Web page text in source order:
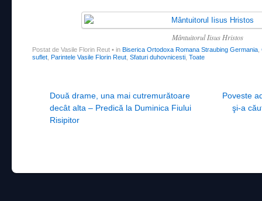
Mântuitorul Iisus Hristos
Postat de Vasile Florin Reut • in Biserica Ortodoxa Romana Straubing Germania
suflet
Parintele Vasile Florin Reut Sfaturi duhovnicesti Toate
Post navigation
Două drame, una mai cutremurătoare
decât alta – Predică la Duminica Fiului
Risipitor
Poveste
şi‑a